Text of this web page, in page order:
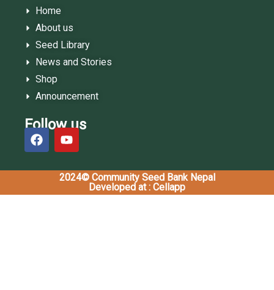
Home
About us
Seed Library
News and Stories
Shop
Announcement
Follow us
2024© Community Seed Bank Nepal
Developed at : Cellapp